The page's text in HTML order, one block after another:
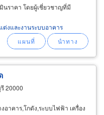
นราคา โดยผู้เชี่ยวชาญที่มี
งและงานระบบอาคาร
20000
อาคาร,โกดัง,ระบบไฟฟ้า เครื่อง